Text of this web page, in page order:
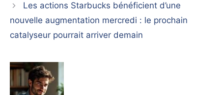
Les actions Starbucks bénéficient d’une
nouvelle augmentation mercredi : le prochain
catalyseur pourrait arriver demain